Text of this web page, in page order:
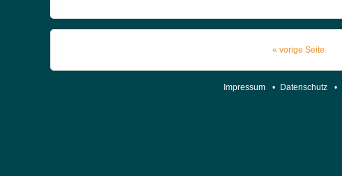
« vorige Seite
Impressum • Datenschutz •